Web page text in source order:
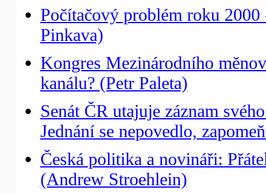
Počítačový problém roku
Pinkava)
Kongres Mezinárodního
kanálu? (Petr Paleta)
Senát ČR utajuje záznam
Jednání se nepovedlo,
Česká politika a novináři:
(Andrew Stroehlein)